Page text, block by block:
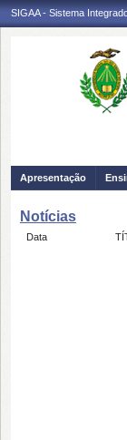
SIGAA - Sistema
Apresentação
Notícias
Data